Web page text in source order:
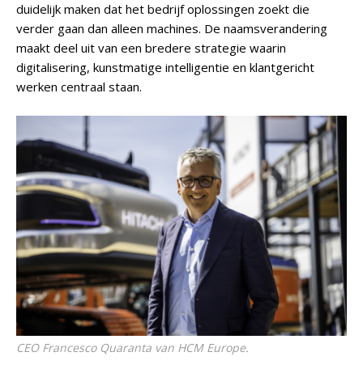
duidelijk maken dat het bedrijf oplossingen zoekt die
verder gaan dan alleen machines. De naamsverandering
maakt deel uit van een bredere strategie waarin
digitalisering, kunstmatige intelligentie en klantgericht
werken centraal staan.
CEO Francesco Quaranta van HCM Europe.